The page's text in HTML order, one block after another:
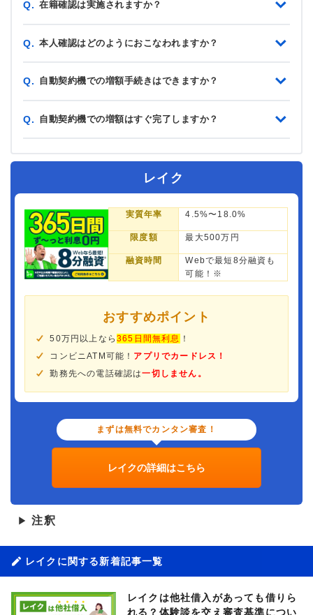
Q. 在籍確認は実施されますか？
Q. 本人確認はどのようにおこなわれますか？
Q. 自動契約機での増額手続きはできますか？
Q. 自動契約機での増額はすぐ完了しますか？
レイク
実質年率 4.5%〜18.0%
限度額 最大500万円
融資時間
Webで最短8分融資も
可能！※
おすすめポイント
50万円以上なら365日間無利息
！
コンビニATM可能！ アプリでカードレス！
勤務先への電話確認は一切しません。
まずは無料でカンタン審査！
レイクの詳細はこちら
▶ 注釈
レイクに関する新着記事一覧
レイクは他社借入があっても借りら
れる？体験談を交え審査基準につい